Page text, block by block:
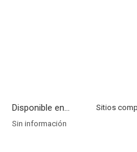
Disponible en...
Sin información